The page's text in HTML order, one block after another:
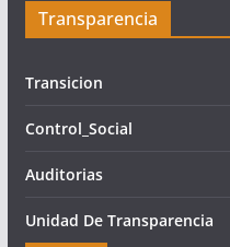
Transparencia
Transicion
Control_Social
Auditorias
Unidad De Transparencia